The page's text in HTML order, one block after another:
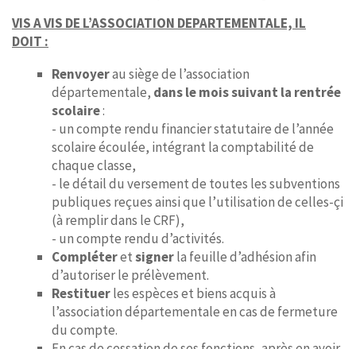
VIS A VIS DE L’ASSOCIATION DEPARTEMENTALE, IL
DOIT :
Renvoyerau siège de l’association
départementale, dans le mois suivant la rentrée
scolaire:
- un compte rendu financier statutaire de l’année
scolaire écoulée, intégrant la comptabilité de
chaque classe,
- le détail du versement de toutes les subventions
publiques reçues ainsi que l’utilisation de celles-çi
(à remplir dans le CRF),
- un compte rendu d’activités.
Compléteretsignerla feuille d’adhésion afin
d’autoriser le prélèvement.
Restituerles espèces et biens acquis à
l’association départementale en cas de fermeture
du compte.